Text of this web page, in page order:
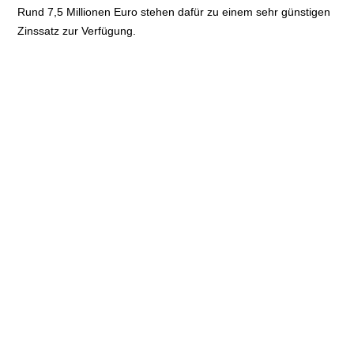
Rund 7,5 Millionen Euro stehen dafür zu einem sehr günstigen
Zinssatz zur Verfügung.